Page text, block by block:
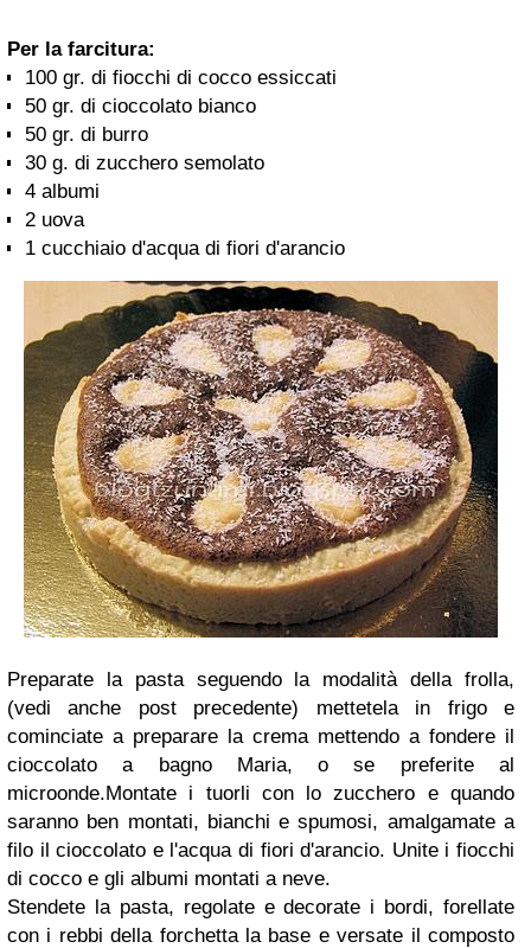
Per la farcitura:
100 gr. di fiocchi di cocco essiccati
50 gr. di cioccolato bianco
50 gr. di burro
30 g. di zucchero semolato
4 albumi
2 uova
1 cucchiaio d'acqua di fiori d'arancio
Preparate la pasta seguendo la modalità della frolla,
(vedi anche post precedente) mettetela in frigo e
cominciate a preparare la crema mettendo a fondere il
cioccolato a bagno Maria, o se preferite al
microonde.Montate i tuorli con lo zucchero e quando
saranno ben montati, bianchi e spumosi, amalgamate a
filo il cioccolato e l'acqua di fiori d'arancio. Unite i fiocchi
di cocco e gli albumi montati a neve.
Stendete la pasta, regolate e decorate i bordi, forellate
con i rebbi della forchetta la base e versate il composto